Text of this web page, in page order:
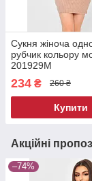
Сукня жіноча
рубчик кольору
201929M
234 ₴ 260 ₴
Купити
Акційні
–74%